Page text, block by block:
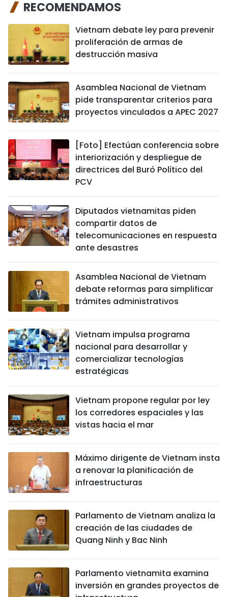
RECOMENDAMOS
Vietnam debate ley para prevenir
proliferación de armas de
destrucción masiva
Asamblea Nacional de Vietnam
pide transparentar criterios para
proyectos vinculados a APEC 2027
[Foto] Efectúan conferencia sobre
interiorización y despliegue de
directrices del Buró Político del
PCV
Diputados vietnamitas piden
compartir datos de
telecomunicaciones en respuesta
ante desastres
Asamblea Nacional de Vietnam
debate reformas para simplificar
trámites administrativos
Vietnam impulsa programa
nacional para desarrollar y
comercializar tecnologías
estratégicas
Vietnam propone regular por ley
los corredores espaciales y las
vistas hacia el mar
Máximo dirigente de Vietnam insta
a renovar la planificación de
infraestructuras
Parlamento de Vietnam analiza la
creación de las ciudades de
Quang Ninh y Bac Ninh
Parlamento vietnamita examina
inversión en grandes proyectos de